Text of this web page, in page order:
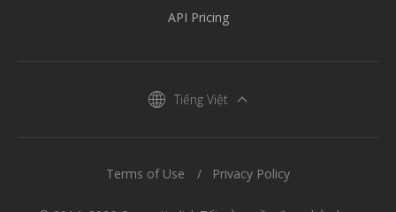
API Pricing
Tiếng Việt
Terms of Use Privacy Policy